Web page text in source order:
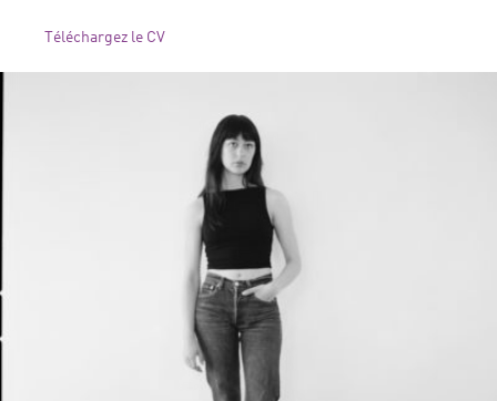
Téléchargez le CV